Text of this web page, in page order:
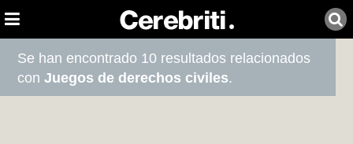
Se han encontrado 10 resultados relacionados
conJuegos de derechos civiles.